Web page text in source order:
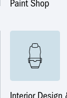
Paint Shop